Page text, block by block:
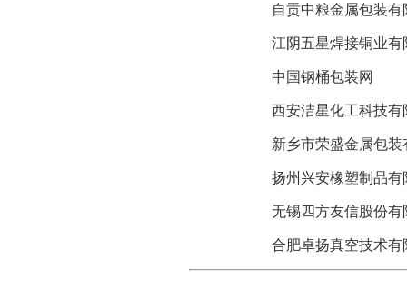
自贡中粮金属包装有
江阴五星焊接铜业有
中国钢桶包装网
西安洁星化工科技有
新乡市荣盛金属包装
扬州兴安橡塑制品有
无锡四方友信股份有
合肥卓扬真空技术有